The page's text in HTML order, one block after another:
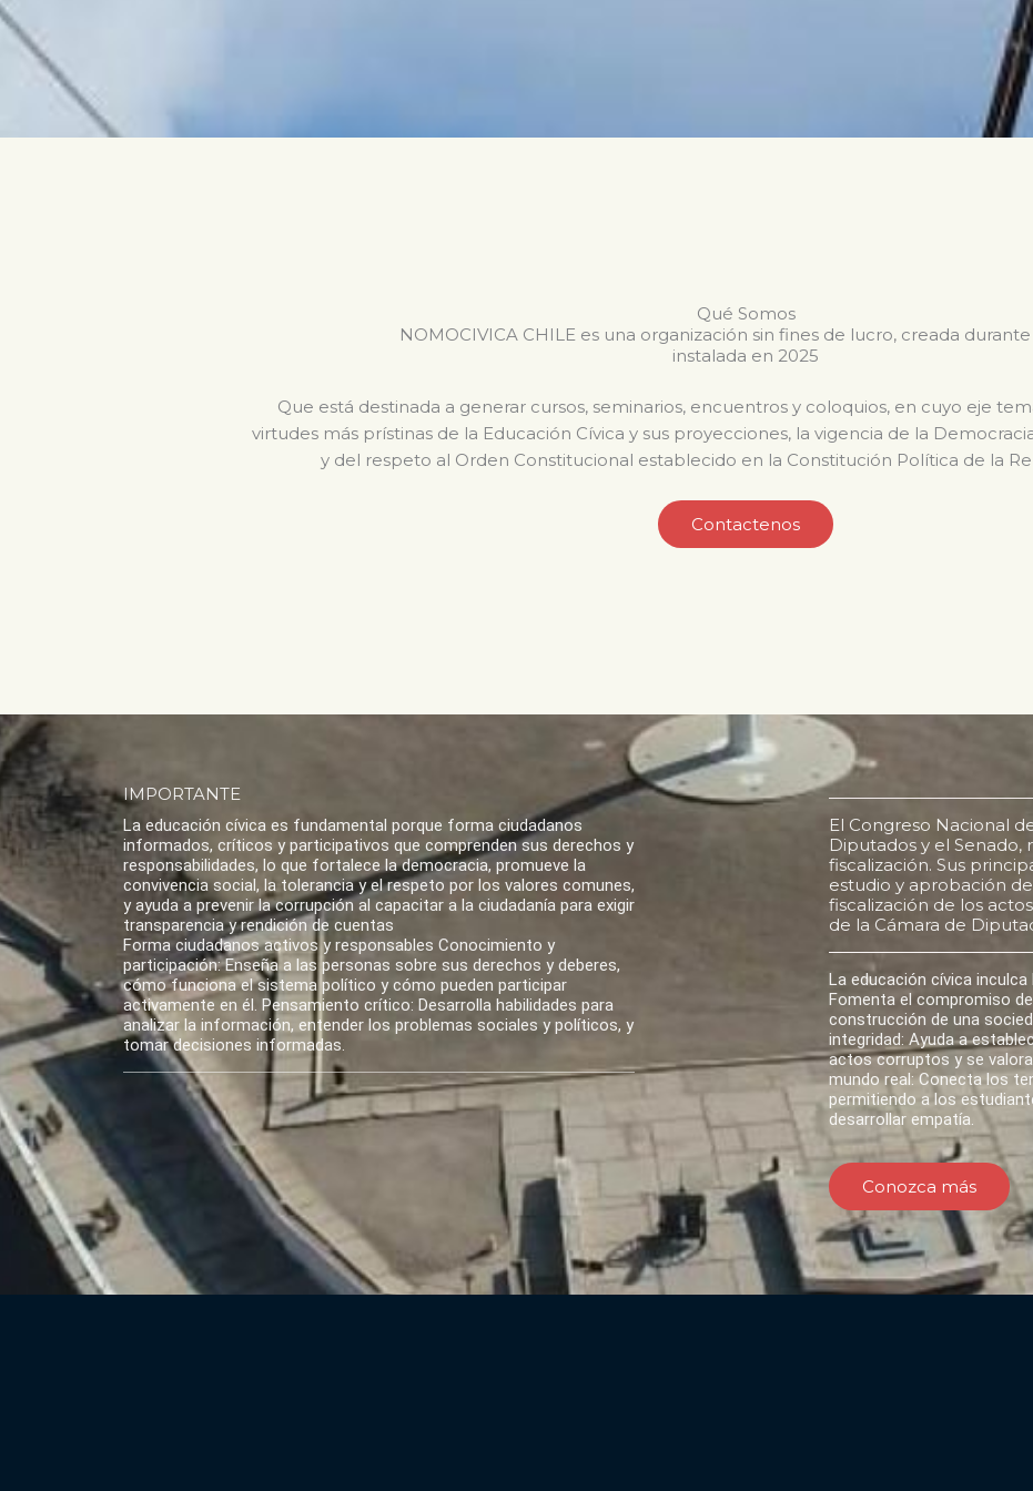
Qué Somos
NOMOCIVICA CHILE es una organización sin fines de lucro, creada
instalada en 2025
Que está destinada a generar cursos, seminarios, encuentros y coloquios, en cuyo eje
virtudes más prístinas de la Educación Cívica y sus proyecciones, la vigencia de la
y del respeto al Orden Constitucional establecido en la Constitución Política de la
Contactenos
IMPORTANTE
La educación cívica es fundamental porque forma ciudadanos
informados, críticos y participativos que comprenden sus derechos y
responsabilidades, lo que fortalece la democracia, promueve la
convivencia social, la tolerancia y el respeto por los valores comunes,
y ayuda a prevenir la corrupción al capacitar a la ciudadanía para exigir
transparencia y rendición de cuentas
Forma ciudadanos activos y responsables Conocimiento y
participación: Enseña a las personas sobre sus derechos y deberes,
cómo funciona el sistema político y cómo pueden participar
activamente en él. Pensamiento crítico: Desarrolla habilidades para
analizar la información, entender los problemas sociales y políticos, y
tomar decisiones informadas.
El Congreso Nacional
Diputados y el Senado,
fiscalización. Sus
estudio y aprobación
fiscalización de los
de la Cámara de
La educación cívica
Fomenta el compromiso
construcción de una
integridad: Ayuda a
actos corruptos y se
mundo real: Conecta los
permitiendo a los
desarrollar empatía.
Conozca más